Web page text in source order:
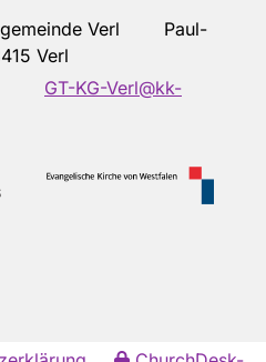
Verl Paul-
Verl
GT-KG-Verl@kk-